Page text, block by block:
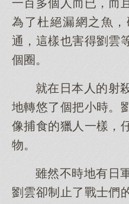
一百多個人而已，而
為了杜絕漏網之魚
通，這樣也害得劉雲
個圈。
就在日本人的射
地轉悠了個把小時。
像捕食的獵人一樣，
物。
雖然不時地有日
劉雲卻制止了戰士們